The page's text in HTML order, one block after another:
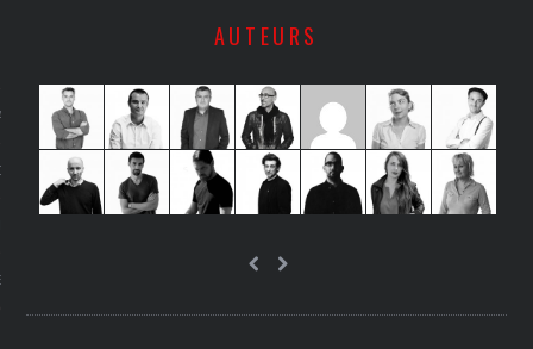
CARAVELLE
PODCAST
AUTEURS